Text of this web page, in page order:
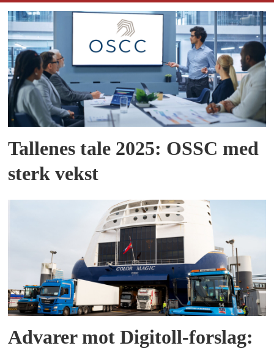
Tallenes tale 2025: OSSC med
sterk vekst
Advarer mot Digitoll-forslag: